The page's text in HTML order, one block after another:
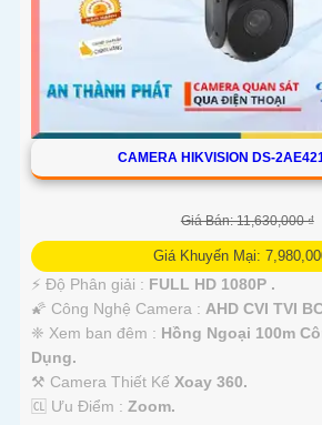
CAMERA HIKVISION DS-
Giá Bán: 11,630,000 ₫
Giá Khuyến Mại:
️⚡ Độ Phân giải : FULL HD 1080P .
🌠 Công Nghệ Camera : AHD CVI TVI
❈ Xem ban đêm : Hồng Ngoại 100m
Dụng.
⚒ Camera Thiết Kế Xoay 360.
️🆑 Ưu Điểm : Zoom.